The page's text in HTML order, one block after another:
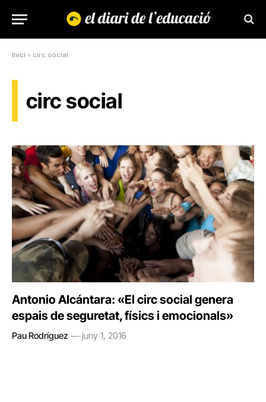
Inici » circ social
circ social
Antonio Alcántara: «El circ social genera
espais de seguretat, físics i emocionals»
Pau Rodríguez juny 1, 2016